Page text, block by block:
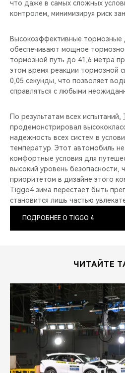
что даже в самых сложных
контролем, минимизируя риск
Высокоэффективные тормозные
обеспечивают мощное
тормозной путь до 41,6 метра
этом время реакции тормозной
0,05 секунды, что позволяет
справляться с любыми
По результатам всех испытаний,
продемонстрировал
надежность всех систем в
температур. Этот автомобиль
комфортные условия для
высокий уровень безопасности,
приоритетом в дизайне этого
Tiggo4 зима перестает быть
становится лишь частью
ПОДРОБНЕЕ О TIGGO 4
ЧИТАЙТЕ